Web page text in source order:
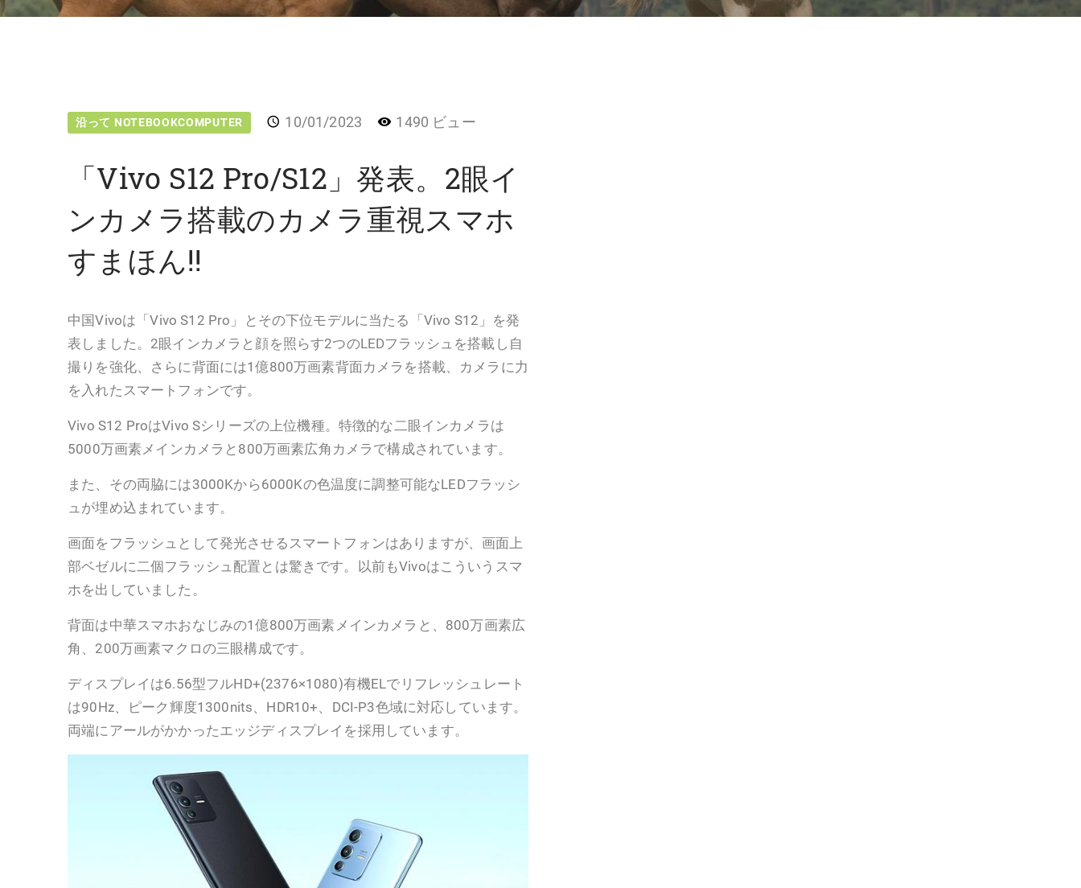
沿って NOTEBOOKCOMPUTER 10/01/2023 1490 ビュー
「Vivo S12 Pro/S12」発表。2眼イ
ンカメラ搭載のカメラ重視スマホ
すまほん!!
中国Vivoは「Vivo S12 Pro」とその下位モデルに当たる「Vivo S12」を発
表しました。2眼インカメラと顔を照らす2つのLEDフラッシュを搭載し自
撮りを強化、さらに背面には1億800万画素背面カメラを搭載、カメラに力
を入れたスマートフォンです。
Vivo S12 ProはVivo Sシリーズの上位機種。特徴的な二眼インカメラは
5000万画素メインカメラと800万画素広角カメラで構成されています。
また、その両脇には3000Kから6000Kの色温度に調整可能なLEDフラッシ
ュが埋め込まれています。
画面をフラッシュとして発光させるスマートフォンはありますが、画面上
部ベゼルに二個フラッシュ配置とは驚きです。以前もVivoはこういうスマ
ホを出していました。
背面は中華スマホおなじみの1億800万画素メインカメラと、800万画素広
角、200万画素マクロの三眼構成です。
ディスプレイは6.56型フルHD+(2376×1080)有機ELでリフレッシュレート
は90Hz、ピーク輝度1300nits、HDR10+、DCI-P3色域に対応しています。
両端にアールがかかったエッジディスプレイを採用しています。